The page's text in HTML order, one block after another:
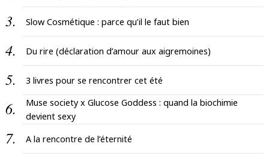
Slow Cosmétique : parce qu’il le faut bien
Du rire (déclaration d’amour aux aigremoines)
3 livres pour se rencontrer cet été
Muse society x Glucose Goddess : quand la biochimie
devient sexy
A la rencontre de l’éternité